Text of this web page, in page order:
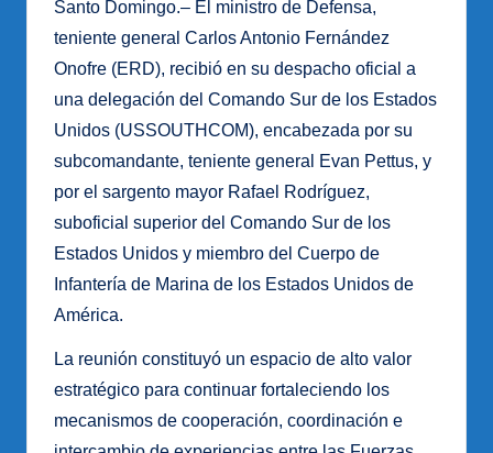
Santo Domingo.– El ministro de Defensa,
teniente general Carlos Antonio Fernández
Onofre (ERD), recibió en su despacho oficial a
una delegación del Comando Sur de los Estados
Unidos (USSOUTHCOM), encabezada por su
subcomandante, teniente general Evan Pettus, y
por el sargento mayor Rafael Rodríguez,
suboficial superior del Comando Sur de los
Estados Unidos y miembro del Cuerpo de
Infantería de Marina de los Estados Unidos de
América.
La reunión constituyó un espacio de alto valor
estratégico para continuar fortaleciendo los
mecanismos de cooperación, coordinación e